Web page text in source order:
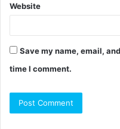
Website
Save my name, email,
time I comment.